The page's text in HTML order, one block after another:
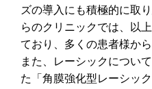
ズの導入にも積極的に取
らのクリニックでは、以
ており、多くの患者様か
また、レーシックについ
た「角膜強化型レーシッ